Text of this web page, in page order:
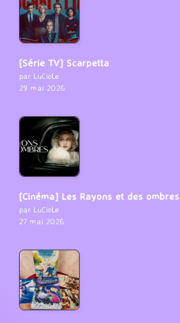
[Série TV] Scarpetta
par LuCioLe
29 mai 2026
[Cinéma] Les Rayons et des ombres
par LuCioLe
27 mai 2026